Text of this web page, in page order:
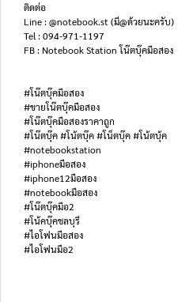
ติดต่อ
Line : @notebook.st (มี@ด้วยนะครับ)
Tel : 094-971-1197
FB : Notebook Station โน๊ตบุ๊คมือสอง
#โน๊ตบุ๊คมือสอง
#ขายโน๊ตบุ๊คมือสอง
#โน๊ตบุ๊คมือสองราคาถูก
#โน๊ตบุ๊ค #โน้ตบุ๊ค #โน็ตบุ๊ค #โน้ตบุ้ค
#notebookstation
#iphoneมือสอง
#iphone12มือสอง
#notebookมือสอง
#โน๊ตบุ๊คมือ2
#โน้คบุ๊คชลบุรี
#ไอโฟนมือสอง
#ไอโฟนมือ2